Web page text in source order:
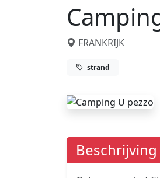
FRANKRIJK
strand
Beschrijving